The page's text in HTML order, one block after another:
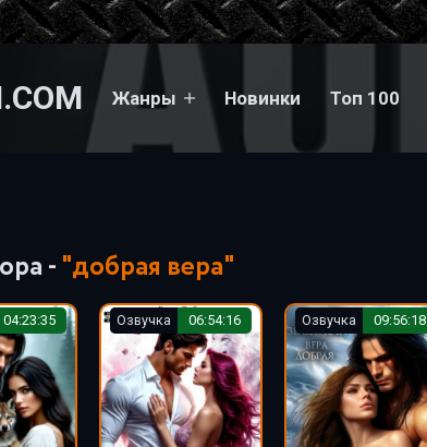
Жанры Новинки Топ 100
-"добрая вера"
04:23:35 Озвучка 06:54:16 Озвучка 09:56:18